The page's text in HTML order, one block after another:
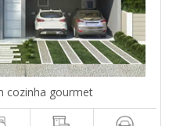
cozinha gourmet